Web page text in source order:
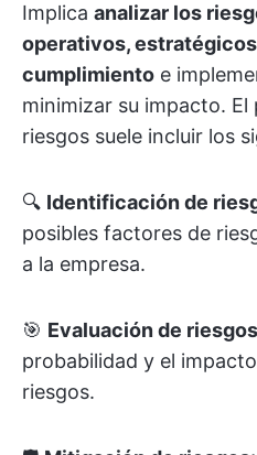
Implica analizar los
operativos,
cumplimiento e
minimizar su impacto.
riesgos suele incluir los
🔍 Identificación de
posibles factores de
a la empresa.
🎯 Evaluación de
probabilidad y el
riesgos.